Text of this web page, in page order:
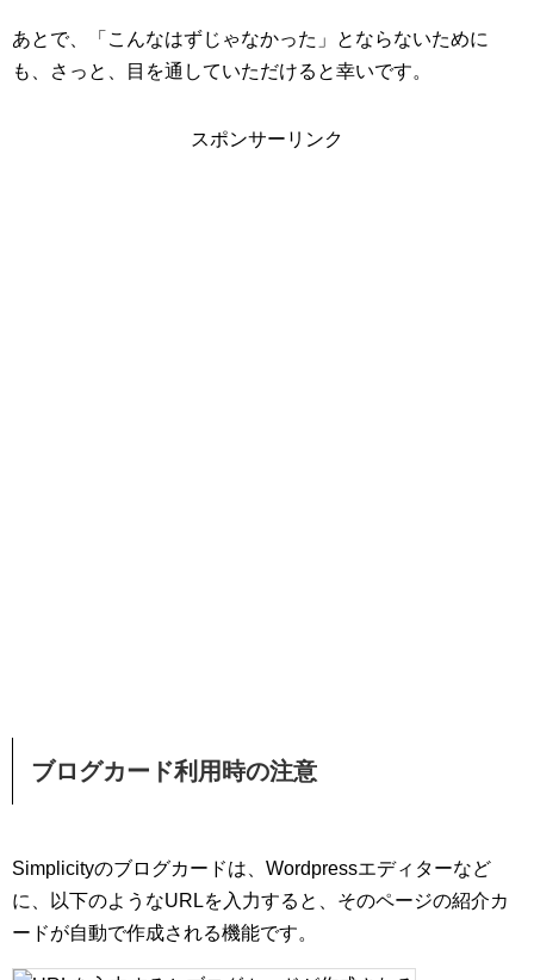
あとで、「こんなはずじゃなかった」とならないために
も、さっと、目を通していただけると幸いです。
スポンサーリンク
ブログカード利用時の注意
Simplicityのブログカードは、Wordpressエディターなど
に、以下のようなURLを入力すると、そのページの紹介カ
ードが自動で作成される機能です。